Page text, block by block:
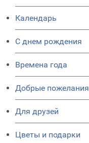
Календарь
C днем рождения
Времена года
Добрые пожелания
Для друзей
Цветы и подарки